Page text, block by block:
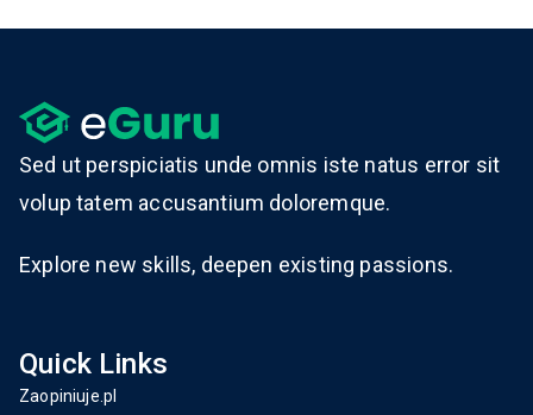
Sed ut perspiciatis unde omnis iste natus error sit
volup tatem accusantium doloremque.
Explore new skills, deepen existing passions.
Quick Links
Zaopiniuje.pl